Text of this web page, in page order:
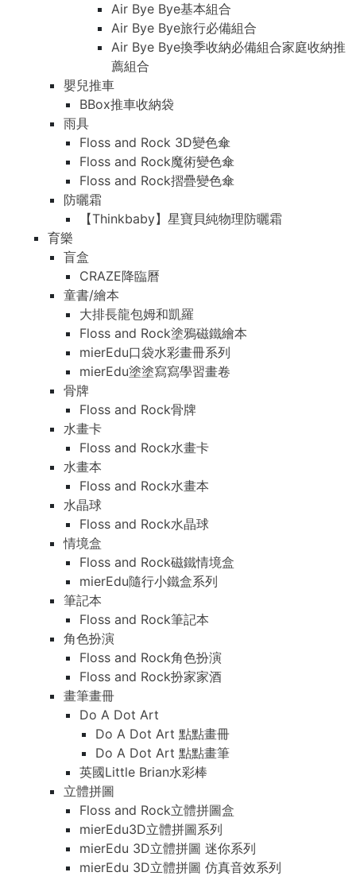
Air Bye Bye基本組合
Air Bye Bye旅行必備組合
Air Bye Bye換季收納必備組合家庭收納推
薦組合
嬰兒推車
BBox推車收納袋
雨具
Floss and Rock 3D變色傘
Floss and Rock魔術變色傘
Floss and Rock摺疊變色傘
防曬霜
【Thinkbaby】星寶貝純物理防曬霜
育樂
盲盒
CRAZE降臨曆
童書/繪本
大排長龍包姆和凱羅
Floss and Rock塗鴉磁鐵繪本
mierEdu口袋水彩畫冊系列
mierEdu塗塗寫寫學習畫卷
骨牌
Floss and Rock骨牌
水畫卡
Floss and Rock水畫卡
水畫本
Floss and Rock水畫本
水晶球
Floss and Rock水晶球
情境盒
Floss and Rock磁鐵情境盒
mierEdu隨行小鐵盒系列
筆記本
Floss and Rock筆記本
角色扮演
Floss and Rock角色扮演
Floss and Rock扮家家酒
畫筆畫冊
Do A Dot Art
Do A Dot Art 點點畫冊
Do A Dot Art 點點畫筆
英國Little Brian水彩棒
立體拼圖
Floss and Rock立體拼圖盒
mierEdu3D立體拼圖系列
mierEdu 3D立體拼圖 迷你系列
mierEdu 3D立體拼圖 仿真音效系列